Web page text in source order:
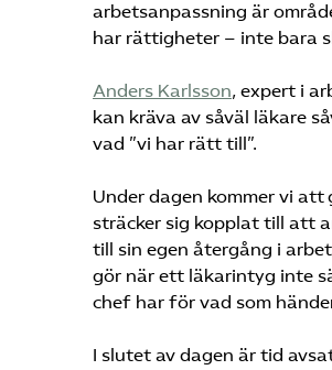
arbetsanpassning är
har rättigheter – inte bara
Anders Karlsson, expert i
kan kräva av såväl läkare
vad ”vi har rätt till”.
Under dagen kommer vi
sträcker sig kopplat till att
till sin egen återgång i
gör när ett läkarintyg inte
chef har för vad som
I slutet av dagen är tid